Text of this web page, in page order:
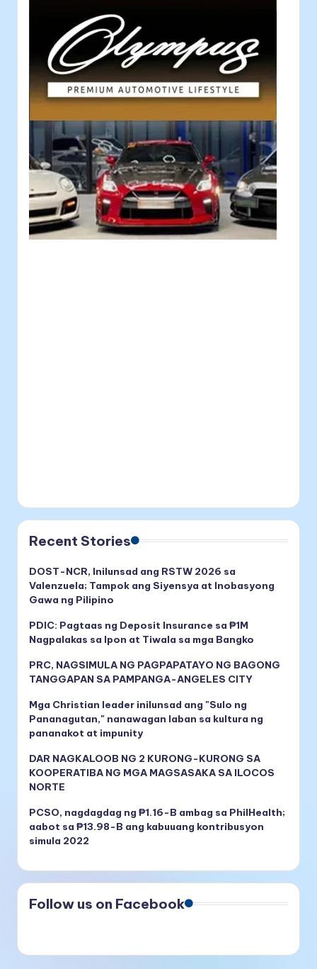
Recent Stories
DOST-NCR, Inilunsad ang RSTW 2026 sa
Valenzuela; Tampok ang Siyensya at Inobasyong
Gawa ng Pilipino
PDIC: Pagtaas ng Deposit Insurance sa ₱1M
Nagpalakas sa Ipon at Tiwala sa mga Bangko
PRC, NAGSIMULA NG PAGPAPATAYO NG BAGONG
TANGGAPAN SA PAMPANGA-ANGELES CITY
Mga Christian leader inilunsad ang "Sulo ng
Pananagutan," nanawagan laban sa kultura ng
pananakot at impunity
DAR NAGKALOOB NG 2 KURONG-KURONG SA
KOOPERATIBA NG MGA MAGSASAKA SA ILOCOS
NORTE
PCSO, nagdagdag ng ₱1.16-B ambag sa PhilHealth;
aabot sa ₱13.98-B ang kabuuang kontribusyon
simula 2022
Follow us on Facebook